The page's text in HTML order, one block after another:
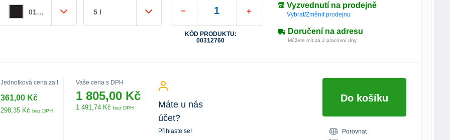
0199 černá 5 l
KÓD PRODUKTU:
00312760
Vyzvednutí na prodejně
Vybrat/Změnit prodejnu
Doručení na adresu
Můžete mít za 2 pracovní dny
Jednotková cena za l
361,00 Kč
298,35 Kč bez DPH
Vaše cena s DPH
1 805,00 Kč
1 491,74 Kč bez DPH
Máte u nás
účet?
Přihlaste se!
Do košíku
Porovnat